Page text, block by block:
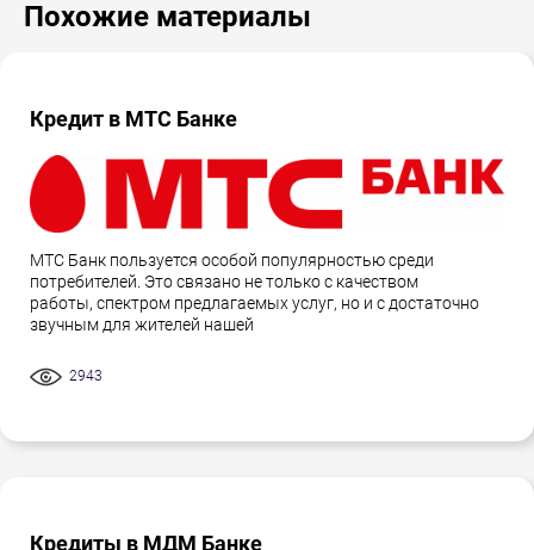
Похожие материалы
Кредит в МТС Банке
МТС Банк пользуется особой популярностью среди
потребителей. Это связано не только с качеством
работы, спектром предлагаемых услуг, но и с достаточно
звучным для жителей нашей
2943
Кредиты в МДМ Банке